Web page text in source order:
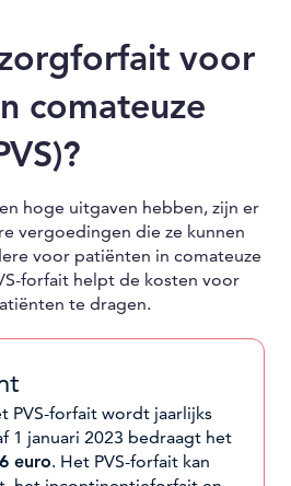
voor
comateuze
hoge uitgaven hebben, zijn er
vergoedingen die ze kunnen
voor patiënten in comateuze
forfait helpt de kosten voor
te dragen.
PVS-forfait wordt jaarlijks
1 januari 2023 bedraagt het
euro. Het PVS-forfait kan